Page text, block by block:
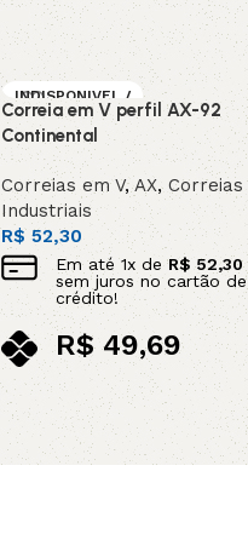
INDISPONIVEL /
SOB ENCOMEN
DA
Correia em V perfil AX-92
Continental
Correias em V,AX,Correias
Industriais
R$52,30
Em até1x deR$ 52,30
sem juros no cartão de
crédito!
R$49,69
no pix
Leia mais